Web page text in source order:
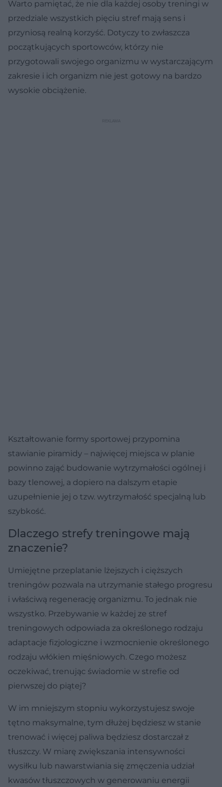
Warto pamiętać, że nie dla każdej osoby treningi w
przedziale wszystkich pięciu stref mają sens i
przyniosą realną korzyść. Dotyczy to zwłaszcza
początkujących sportowców, którzy nie
przygotowali swojego organizmu w wystarczającym
zakresie i ich organizm nie jest gotowy na bardzo
wysokie obciążenie.
Kształtowanie formy sportowej przypomina
stawianie piramidy – najwięcej miejsca w planie
powinno zająć budowanie wytrzymałości ogólnej i
bazy tlenowej, a dopiero na dalszym etapie
uzupełnienie jej o tzw. wytrzymałość specjalną lub
szybkość.
Dlaczego strefy treningowe mają
znaczenie?
Umiejętne przeplatanie lżejszych i cięższych
treningów pozwala na utrzymanie stałego progresu
i właściwą regenerację organizmu. To jednak nie
wszystko. Przebywanie w każdej ze stref
treningowych odpowiada za określonego rodzaju
adaptacje fizjologiczne i wzmocnienie określonego
rodzaju włókien mięśniowych. Czego możesz
oczekiwać, trenując świadomie w strefie od
pierwszej do piątej?
W im mniejszym stopniu wykorzystujesz swoje
tętno maksymalne, tym dłużej będziesz w stanie
trenować i więcej paliwa będziesz dostarczał z
tłuszczy. W miarę zwiększania intensywności
wysiłku lub nawarstwiania się zmęczenia udział
kwasów tłuszczowych w generowaniu energii